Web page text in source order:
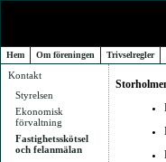
Hem Om föreningen Trivselregler
Kontakt
Styrelsen
Ekonomisk
förvaltning
Fastighetsskötsel
och felanmälan